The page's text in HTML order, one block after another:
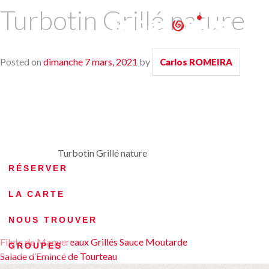
RÉSERVER
LA CARTE
NOUS TROUVER
GROUPES
Turbotin Grillé nature
Posted on dimanche 7 mars, 2021 by Carlos ROMEIRA
Turbotin Grillé nature
Navigation
Filets de Maquereaux Grillés Sauce Moutarde
Salade d’Emincé de Tourteau